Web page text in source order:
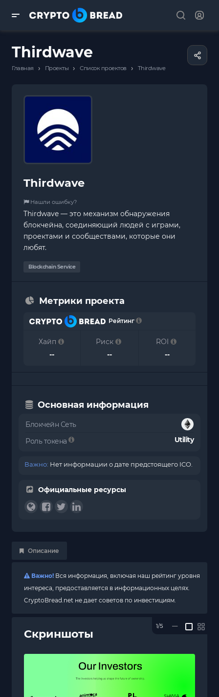
Thirdwave
Главная › Проекты › Список проектов › Thirdwave
Thirdwave
Нашли ошибку?
Thirdwave — это механизм обнаружения
блокчейна, соединяющий людей с играми,
проектами и сообществами, которые они
любят.
Blockchain Service
Метрики проекта
Рейтинг
Хайп
--
Риск
--
ROI
--
Основная информация
Блокчейн Сеть
Роль токена
Utility
Важно: Нет информации о дате предстоящего ICO.
Официальные ресурсы
Описание
Важно! Вся информация, включая наш рейтинг уровня
интереса, предоставляется в информационных целях.
CryptoBread.net не дает советов по инвестициям.
Скриншоты
1/5 —